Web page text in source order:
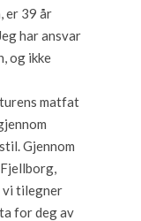
er 39 år
har ansvar
og ikke
matfat
Gjennom
vi tilegner
for deg av